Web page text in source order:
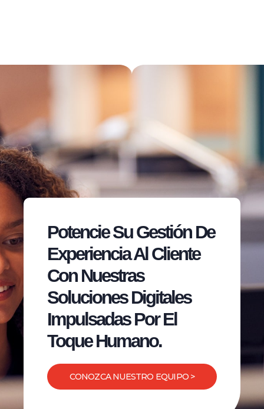
Potencie Su Gestión De
Experiencia Al Cliente
Con Nuestras
Soluciones Digitales
Impulsadas Por El
Toque Humano.
CONOZCA NUESTRO EQUIPO >